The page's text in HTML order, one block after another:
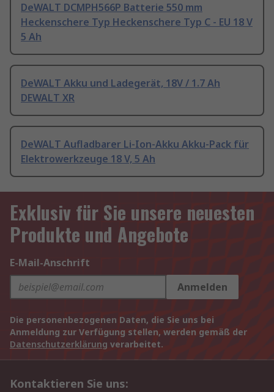
DeWALT DCMPH566P Batterie 550 mm
Heckenschere Typ Heckenschere Typ C - EU 18 V
5 Ah
DeWALT Akku und Ladegerät, 18V / 1.7 Ah
DEWALT XR
DeWALT Aufladbarer Li-Ion-Akku Akku-Pack für
Elektrowerkzeuge 18 V, 5 Ah
Exklusiv für Sie unsere neuesten
Produkte und Angebote
E-Mail-Anschrift
Anmelden
Die personenbezogenen Daten, die Sie uns bei
Anmeldung zur Verfügung stellen, werden gemäß der
Datenschutzerklärung verarbeitet.
Kontaktieren Sie uns: